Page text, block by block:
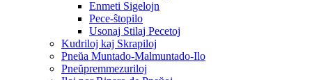
Enmeti Sigelojn
Pece-ŝtopilo
Usonaj Stilaj Pecetoj
Kudriloj kaj Skrapiloj
Pneŭa Muntado-Malmuntado-Ilo
Pneŭpremmezuriloj